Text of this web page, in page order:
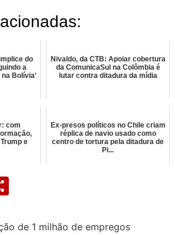
do
a
na Bolívia'
Nivaldo, da CTB: Apoiar cobertura
da ComunicaSul na Colômbia é
lutar contra ditadura da mídia
com
e
Ex-presos políticos no Chile criam
réplica de navio usado como
centro de tortura pela ditadura de
Pi...